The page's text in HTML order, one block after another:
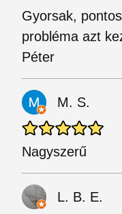
Gyorsak,
probléma azt
Péter
M. S.
Nagyszerű
L. B. E.